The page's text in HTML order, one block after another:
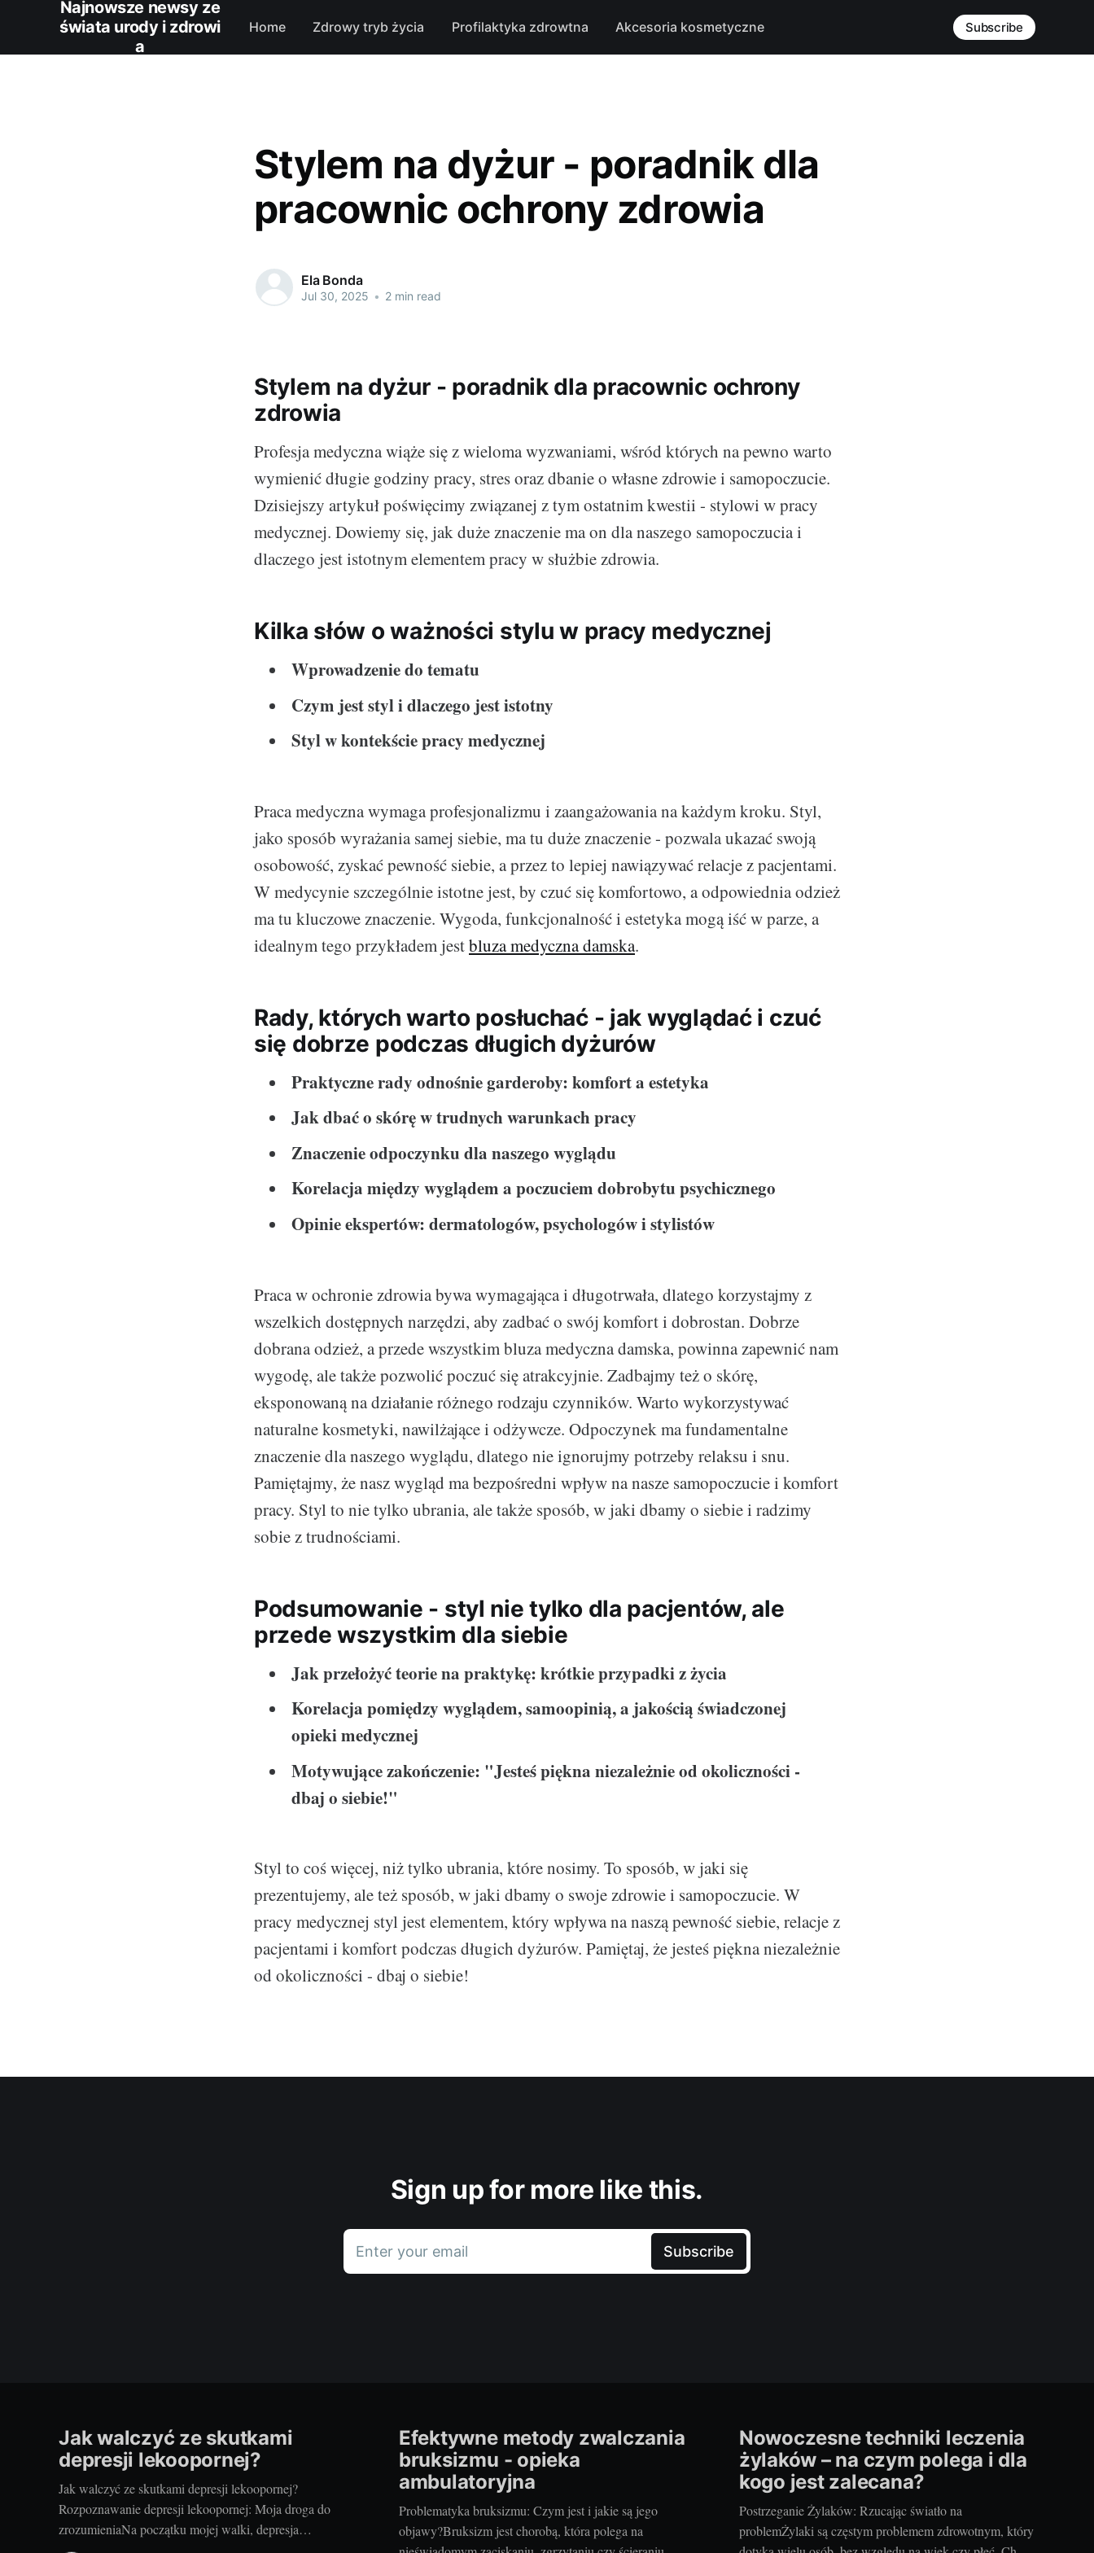
Najnowsze newsy ze
świata urody i zdrowi
a
Home Zdrowy tryb życia Profilaktyka zdrowtna Akcesoria kosmetyczne Subscribe
Stylem na dyżur - poradnik dla
pracownic ochrony zdrowia
Ela Bonda
Jul 30, 2025 • 2 min read
Stylem na dyżur - poradnik dla pracownic ochrony
zdrowia
Profesja medyczna wiąże się z wieloma wyzwaniami, wśród których na pewno warto
wymienić długie godziny pracy, stres oraz dbanie o własne zdrowie i samopoczucie.
Dzisiejszy artykuł poświęcimy związanej z tym ostatnim kwestii - stylowi w pracy
medycznej. Dowiemy się, jak duże znaczenie ma on dla naszego samopoczucia i
dlaczego jest istotnym elementem pracy w służbie zdrowia.
Kilka słów o ważności stylu w pracy medycznej
Wprowadzenie do tematu
Czym jest styl i dlaczego jest istotny
Styl w kontekście pracy medycznej
Praca medyczna wymaga profesjonalizmu i zaangażowania na każdym kroku. Styl,
jako sposób wyrażania samej siebie, ma tu duże znaczenie - pozwala ukazać swoją
osobowość, zyskać pewność siebie, a przez to lepiej nawiązywać relacje z pacjentami.
W medycynie szczególnie istotne jest, by czuć się komfortowo, a odpowiednia odzież
ma tu kluczowe znaczenie. Wygoda, funkcjonalność i estetyka mogą iść w parze, a
idealnym tego przykładem jestbluza medyczna damska.
Rady, których warto posłuchać - jak wyglądać i czuć
się dobrze podczas długich dyżurów
Praktyczne rady odnośnie garderoby: komfort a estetyka
Jak dbać o skórę w trudnych warunkach pracy
Znaczenie odpoczynku dla naszego wyglądu
Korelacja między wyglądem a poczuciem dobrobytu psychicznego
Opinie ekspertów: dermatologów, psychologów i stylistów
Praca w ochronie zdrowia bywa wymagająca i długotrwała, dlatego korzystajmy z
wszelkich dostępnych narzędzi, aby zadbać o swój komfort i dobrostan. Dobrze
dobrana odzież, a przede wszystkim bluza medyczna damska, powinna zapewnić nam
wygodę, ale także pozwolić poczuć się atrakcyjnie. Zadbajmy też o skórę,
eksponowaną na działanie różnego rodzaju czynników. Warto wykorzystywać
naturalne kosmetyki, nawilżające i odżywcze. Odpoczynek ma fundamentalne
znaczenie dla naszego wyglądu, dlatego nie ignorujmy potrzeby relaksu i snu.
Pamiętajmy, że nasz wygląd ma bezpośredni wpływ na nasze samopoczucie i komfort
pracy. Styl to nie tylko ubrania, ale także sposób, w jaki dbamy o siebie i radzimy
sobie z trudnościami.
Podsumowanie - styl nie tylko dla pacjentów, ale
przede wszystkim dla siebie
Jak przełożyć teorie na praktykę: krótkie przypadki z życia
Korelacja pomiędzy wyglądem, samoopinią, a jakością świadczonej
opieki medycznej
Motywujące zakończenie: "Jesteś piękna niezależnie od okoliczności -
dbaj o siebie!"
Styl to coś więcej, niż tylko ubrania, które nosimy. To sposób, w jaki się
prezentujemy, ale też sposób, w jaki dbamy o swoje zdrowie i samopoczucie. W
pracy medycznej styl jest elementem, który wpływa na naszą pewność siebie, relacje z
pacjentami i komfort podczas długich dyżurów. Pamiętaj, że jesteś piękna niezależnie
od okoliczności - dbaj o siebie!
Sign up for more like this.
Enter your email Subscribe
Jak walczyć ze skutkami
depresji lekoopornej?
Jak walczyć ze skutkami depresji lekoopornej?
Rozpoznawanie depresji lekoopornej: Moja droga do
zrozumieniaNa początku mojej walki, depresja
Efektywne metody zwalczania
bruksizmu - opieka
ambulatoryjna
Problematyka bruksizmu: Czym jest i jakie są jego
objawy?Bruksizm jest chorobą, która polega na
Nowoczesne techniki leczenia
żylaków – na czym polega i dla
kogo jest zalecana?
Postrzeganie Żylaków: Rzucając światło na
problemŻylaki są częstym problemem zdrowotnym, który